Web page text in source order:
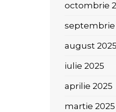
octombrie
septembrie
august 2025
iulie 2025
aprilie 2025
martie 2025